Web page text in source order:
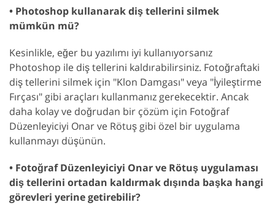
• Photoshop kullanarak diş tellerini silmek
mümkün mü?
Kesinlikle, eğer bu yazılımı iyi kullanıyorsanız
Photoshop ile diş tellerini kaldırabilirsiniz. Fotoğraftaki
diş tellerini silmek için "Klon Damgası" veya "İyileştirme
Fırçası" gibi araçları kullanmanız gerekecektir. Ancak
daha kolay ve doğrudan bir çözüm için Fotoğraf
Düzenleyiciyi Onar ve Rötuş gibi özel bir uygulama
kullanmayı düşünün.
• Fotoğraf Düzenleyiciyi Onar ve Rötuş uygulaması
diş tellerini ortadan kaldırmak dışında başka hangi
görevleri yerine getirebilir?